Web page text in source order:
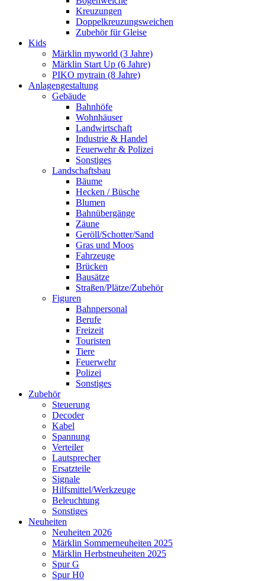
Kreuzungen
Doppelkreuzungsweichen
Zubehör für Gleise
Kids
Märklin myworld (3 Jahre)
Märklin Start Up (6 Jahre)
PIKO mytrain (8 Jahre)
Anlagengestaltung
Gebäude
Bahnhöfe
Wohnhäuser
Landwirtschaft
Industrie & Handel
Feuerwehr & Polizei
Sonstiges
Landschaftsbau
Bäume
Hecken / Büsche
Blumen
Bahnübergänge
Zäune
Geröll/Schotter/Sand
Gras und Moos
Fahrzeuge
Brücken
Bausätze
Straßen/Plätze/Zubehör
Figuren
Bahnpersonal
Berufe
Freizeit
Touristen
Tiere
Feuerwehr
Polizei
Sonstiges
Zubehör
Steuerung
Decoder
Kabel
Spannung
Verteiler
Lautsprecher
Ersatzteile
Signale
Hilfsmittel/Werkzeuge
Beleuchtung
Sonstiges
Neuheiten
Neuheiten 2026
Märklin Sommerneuheiten 2025
Märklin Herbstneuheiten 2025
Spur G
Spur H0